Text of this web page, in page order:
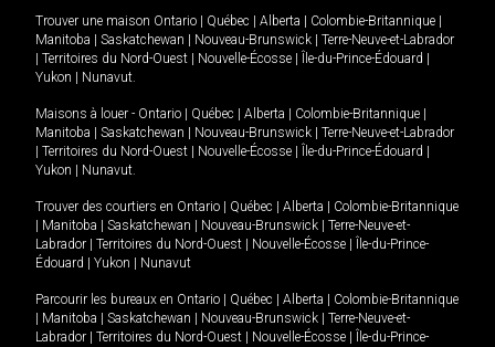
Trouver une maison Ontario Québec Alberta Colombie-Britannique
Manitoba
Saskatchewan Nouveau-Brunswick
Terre-Neuve-et-Labrador
Territoires du Nord-Ouest Nouvelle-Écosse Île-du-Prince-Édouard
Yukon
Nunavut.
Maisons à louer - Ontario Québec Alberta Colombie-Britannique
Manitoba
Saskatchewan Nouveau-Brunswick
Terre-Neuve-et-Labrador
Territoires du Nord-Ouest Nouvelle-Écosse Île-du-Prince-Édouard
Yukon
Nunavut.
Trouver des courtiers en Ontario Québec Alberta
Colombie-Britannique
Manitoba Saskatchewan Nouveau-Brunswick
Terre-Neuve-et-
Labrador
Territoires du Nord-Ouest Nouvelle-Écosse
Île-du-Prince-
Édouard
Yukon Nunavut
Parcourir les bureaux en Ontario Québec Alberta
Colombie-Britannique
Manitoba Saskatchewan Nouveau-Brunswick
Terre-Neuve-et-
Labrador
Territoires du Nord-Ouest Nouvelle-Écosse
Île-du-Prince-